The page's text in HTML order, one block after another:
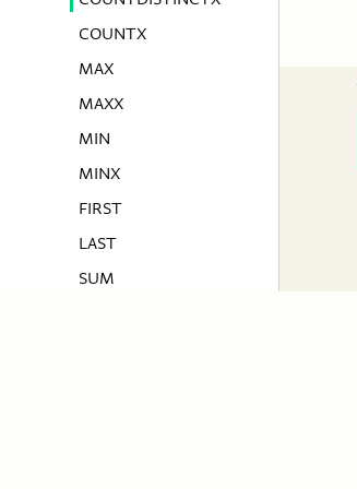
COUNTX
MAX
MAXX
MIN
MINX
FIRST
LAST
SUM